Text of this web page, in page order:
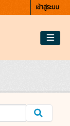
เข้าสู่ระบบ